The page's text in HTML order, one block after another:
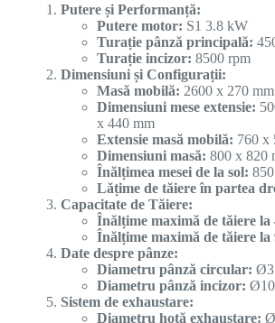
Putere și Performanță:
Putere motor: S1 3.8 kW
Turație pânză principală:
Turație incizor: 8500 rpm
Dimensiuni și Configurații:
Masă mobilă: 2600 x 270 mm
Dimensiuni mese extensie:
x 440 mm
Extensie masă mobilă: 760 x
Dimensiuni masă: 800 x 820
Înălțimea mesei de la sol:
Lățime de tăiere în partea
Capacitate de Tăiere:
Înălțime maximă de tăiere la
Înălțime maximă de tăiere la
Date despre pânze:
Diametru pânză circular:
Diametru pânză incizor:
Sistem de exhaustare:
Diametru hotă exhaustare: